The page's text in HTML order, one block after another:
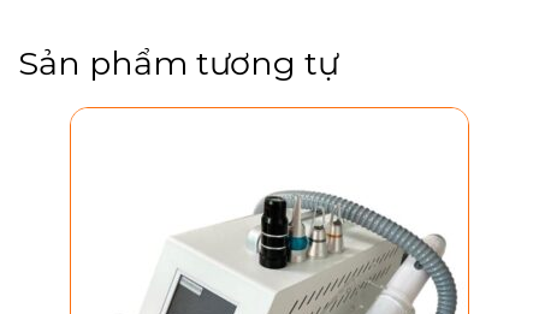
Sản phẩm tương tự